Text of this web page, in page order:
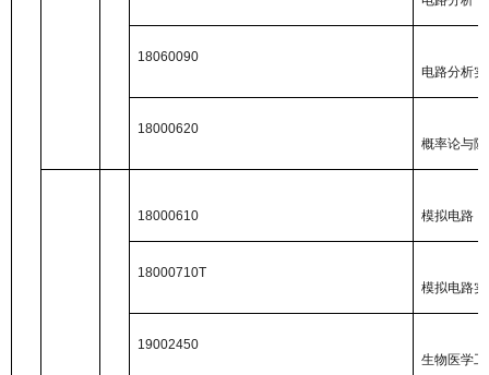
18060090
电路分析
18000620
概率论与
18000610 模拟电路
18000710T
模拟电路
19002450
生物医学